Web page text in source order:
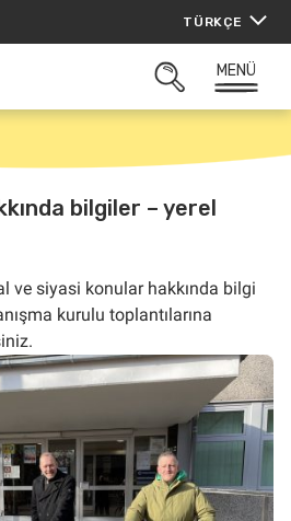
TÜRKÇE
ARAMAYI
MENÜ
bilgiler – yerel
ve siyasi konular hakkında bilgi
kurulu toplantılarına